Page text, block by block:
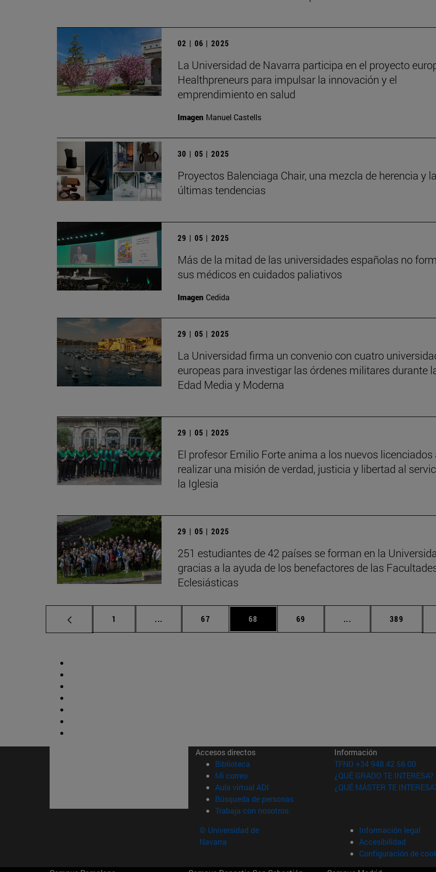
02 | 06 | 2025
La Universidad de Navarra participa en el proyecto
Healthpreneurs para impulsar la innovación y el
emprendimiento en salud
Imagen Manuel Castells
30 | 05 | 2025
Proyectos Balenciaga Chair, una mezcla de herencia y
últimas tendencias
29 | 05 | 2025
Más de la mitad de las universidades españolas no
sus médicos en cuidados paliativos
Imagen Cedida
29 | 05 | 2025
La Universidad firma un convenio con cuatro
europeas para investigar las órdenes militares durante
Edad Media y Moderna
29 | 05 | 2025
El profesor Emilio Forte anima a los nuevos licenciados
realizar una misión de verdad, justicia y libertad al
la Iglesia
29 | 05 | 2025
251 estudiantes de 42 países se forman en la
gracias a la ayuda de los benefactores de las
Eclesiásticas
Página
1 ... Páginas intermedias Use TAB para desplazarse.
Página
67 Página
68 Página
69 ... Páginas intermedias
Página
389
Accesos directos
Biblioteca (abre en nueva ventana)
Mi correo(abre en nueva ventana)
Aula virtual ADI (abre en nueva ventana)
Búsqueda de personas(abre en nueva ventana)
Trabaja con nosotros(abre en nueva ventana)
Información
TFNO +34 948 42 56 00
¿QUÉ GRADO TE INTERESA?
¿QUÉ MÁSTER TE
© Universidad de
Navarra
Información legal
Accesibilidad
Configuración de